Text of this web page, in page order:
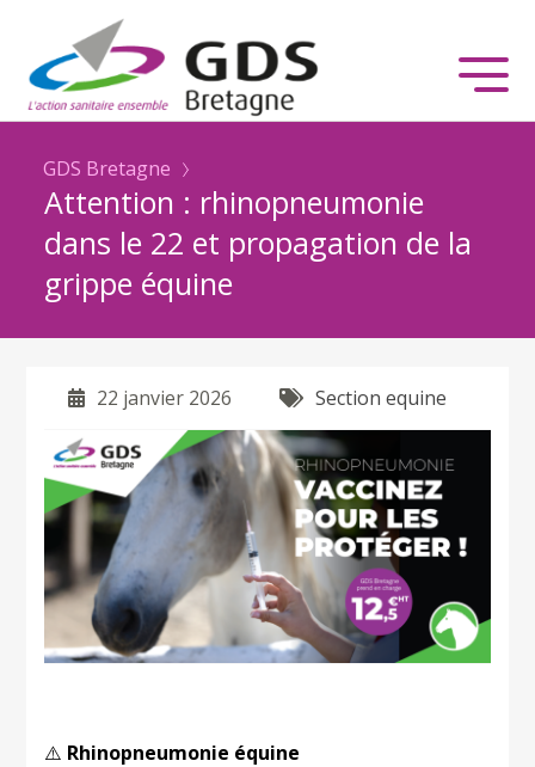
GDS Bretagne
Attention : rhinopneumonie
dans le 22 et propagation de la
grippe équine
22 janvier 2026 Section equine
⚠️ Rhinopneumonie équine